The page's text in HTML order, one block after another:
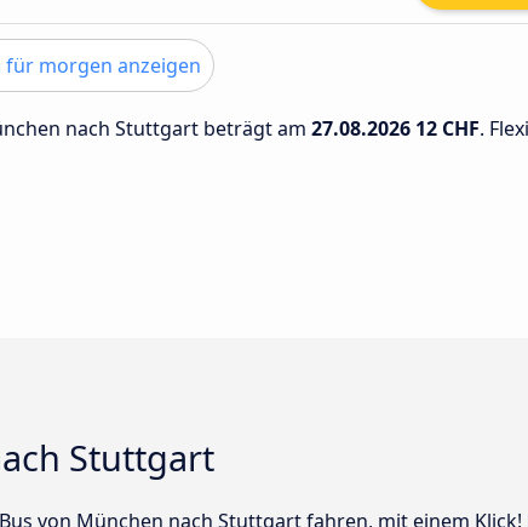
für morgen anzeigen
nach Stuttgart beträgt am 27.08.2026 12 CHF.
Stuttgart
von München nach Stuttgart fahren, mit einem Klick!